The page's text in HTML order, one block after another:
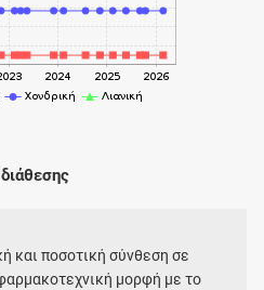
και ποσοτική σύνθεση σε
μορφή με το